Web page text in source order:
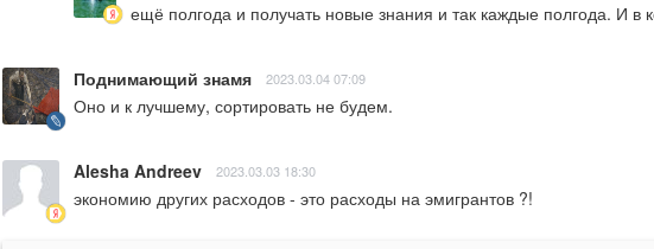
ещё полгода и получать новые знания и так каждые полгода. И
Поднимающий знамя 2023.03.04 07:09
Оно и к лучшему, сортировать не будем.
Alesha Andreev 2023.03.03 18:30
экономию других расходов - это расходы на эмигрантов ?!